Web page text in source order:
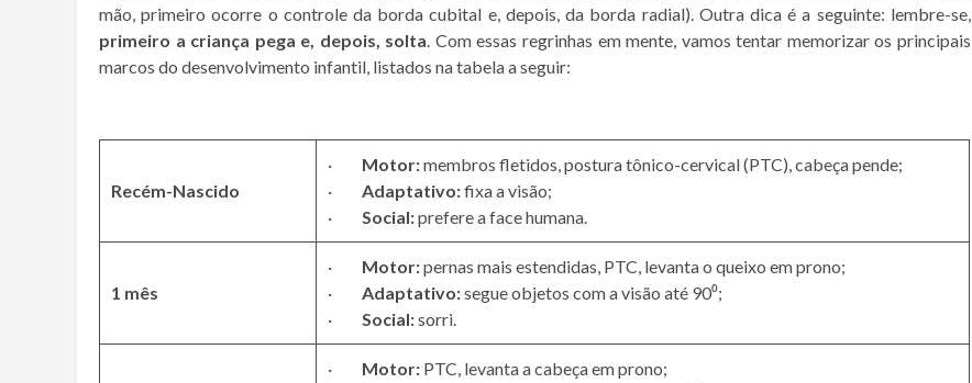
mão, primeiro ocorre o controle da borda cubital e, depois, da borda radial). Outra dica é a seguinte: lembre-se,
primeiro a criança pega e, depois, solta. Com essas regrinhas em mente, vamos tentar memorizar os principais
marcos do desenvolvimento infantil, listados na tabela a seguir:
Recém-Nascido
· Motor:membros fletidos, postura tônico-cervical (PTC), cabeça pende;
· Adaptativo:fixa a visão;
· Social:prefere a face humana.
1 mês
· Motor:pernas mais estendidas, PTC, levanta o queixo em prono;
· Adaptativo:segue objetos com a visão até 90⁰;
· Social:sorri.
· Motor: PTC, levanta a cabeça em prono;